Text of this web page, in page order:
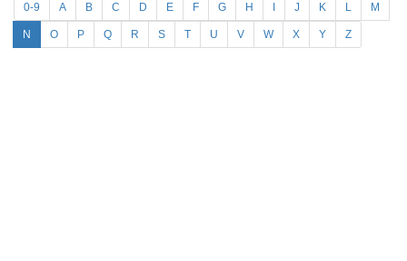
0-9 A B C D E F G H J K L M
N O P Q R S T U V W X Y Z